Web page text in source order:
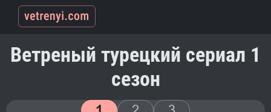
Ветреный турецкий сериал 1
сезон